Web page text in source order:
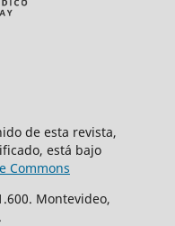
de esta revista,
está bajo
Commons
Montevideo,